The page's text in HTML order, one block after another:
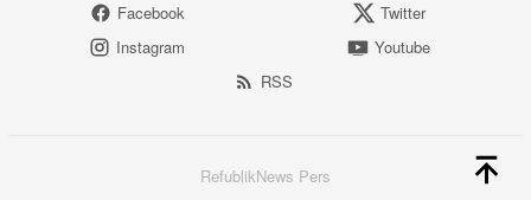
Facebook
Twitter
Instagram
Youtube
RSS
RefublikNews Pers